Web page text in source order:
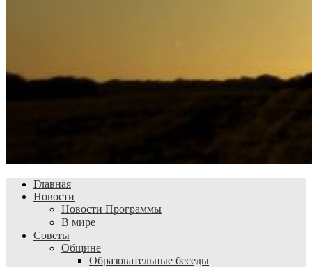
Главная
Новости
Новости Программы
В мире
Советы
Общине
Образовательные беседы